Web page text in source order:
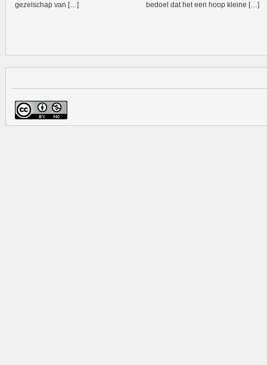
gezelschap van […]
bedoel dat het een hoop kleine […]